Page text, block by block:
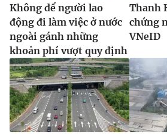
® Cấm sao chép dưới mọi hình thức
thuận bằng văn bản. Ghi rõ nguồn
thông tin từ website này.
Không để người lao
động đi làm việc ở nước
ngoài gánh những
khoản phí vượt quy định
Thanh
chứng
VNeID